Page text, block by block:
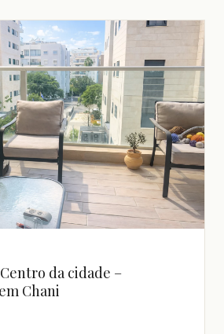
da cidade –
Chani